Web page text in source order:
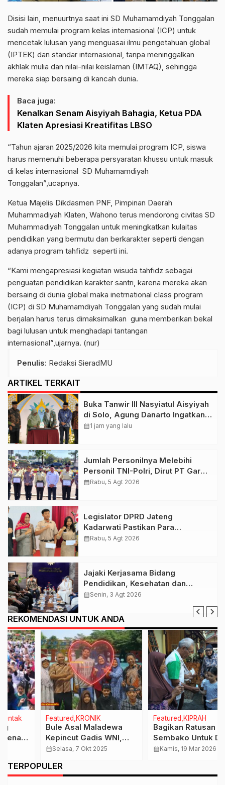
Disisi lain, menuurtnya saat ini SD Muhamamdiyah Tonggalan
sudah memulai program kelas internasional (ICP) untuk
mencetak lulusan yang menguasai ilmu pengetahuan global
(IPTEK) dan standar internasional, tanpa meninggalkan
akhlak mulia dan nilai-nilai keislaman (IMTAQ), sehingga
mereka siap bersaing di kancah dunia.
Baca juga:
Kenalkan Senam Aisyiyah Bahagia, Ketua PDA
Klaten Apresiasi Kreatifitas LBSO
“Tahun ajaran 2025/2026 kita memulai program ICP, siswa
harus memenuhi beberapa persyaratan khussu untuk masuk
di kelas internasional SD Muhamamdiyah
Tonggalan”,ucapnya.
Ketua Majelis Dikdasmen PNF, Pimpinan Daerah
Muhammadiyah Klaten, Wahono terus mendorong civitas SD
Muhammadiyah Tonggalan untuk meningkatkan kulaitas
pendidikan yang bermutu dan berkarakter seperti dengan
adanya program tahfidz seperti ini.
“Kami mengapresiasi kegiatan wisuda tahfidz sebagai
penguatan pendidikan karakter santri, karena mereka akan
bersaing di dunia global maka inetrnational class program
(ICP) di SD Muhamamdiyah Tonggalan yang sudah mulai
berjalan harus terus dimaksimalkan guna memberikan bekal
bagi lulusan untuk menghadapi tantangan
internasional”,ujarnya. (nur)
Penulis: Redaksi SieradMU
ARTIKEL TERKAIT
Buka Tanwir III Nasyiatul Aisyiyah
di Solo, Agung Danarto Ingatkan
Tigal Hal Ini Untuk Para Kader NA
calendar_month1 jam yang lalu
Jumlah Personilnya Melebihi
Personil TNI-Polri, Dirut PT Garda
Total Security Klaten Tegaskan
calendar_monthRabu, 5 Agt 2026
Legislator DPRD Jateng
Kadarwati Pastikan Para
Penerima Beasiswa PIP Aspirasi
calendar_monthRabu, 5 Agt 2026
Jajaki Kerjasama Bidang
Pendidikan, Kesehatan dan
Tenaga Kerja, PP Muhamamdiyah
Terima Kunjungan Dubes Qatar
calendar_monthSenin, 3 Agt 2026
REKOMENDASI UNTUK ANDA
Featured KRONIK
Bule Asal Maladewa
Kepincut Gadis WNI,
Momen Sakral Akan
Siblarak
Selasa, 7 Okt 2025
KIPRAH
Bagikan Ratusan Paket
Sembako Untuk Dhuafa,
Keluarga Hariyanto Ajak
Kamis, 19 Mar 2026
…
TERPOPULER